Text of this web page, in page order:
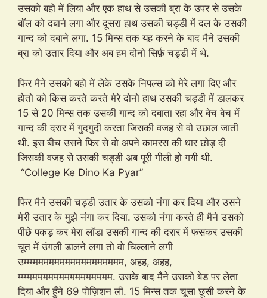
उसको बहो में लिया और एक हाथ से उसकी ब्रा के उपर से उसके
बॉल को दबाने लगा और दूसरा हाथ उसकी चड्डी में दल के उसकी
गान्द को दबाने लगा. 15 मिन्स तक यह करने के बाद मैने उसकी
ब्रा को उतार दिया और अब हम दोनो सिर्फ़ चड्डी में थे.
फिर मैने उसको बहो में लेके उसके निपल्स को मेरे लगा दिए और
होतो को किस करते करते मेरे दोनो हाथ उसकी चड्डी में डालकर
15 से 20 मिन्स तक उसकी गान्द को दबाता रहा और बेच बेच में
गान्द की दरार में गुदगुदी करता जिसकी वजह से वो उछाल जाती
थी. इस बीच उसने फिर से वो अपने कामरस की धार छोड़ दी
जिसकी वजह से उसकी चड्डी अब पूरी गीली हो गयी थी.
“College Ke Dino Ka Pyar”
फिर मैने उसकी चड्डी उतार के उसको नंगा कर दिया और उसने
मेरी उतार के मुझे नंगा कर दिया. उसको नंगा करते ही मैने उसको
पीछे पकड़ कर मेरा लॉडा उसकी गान्द की दरार में फसकर उसकी
चूत में उंगली डालने लगा तो वो चिल्लाने लगी
उम्म्म्ममममममममममममममममम, अहह, अहह,
म्‍म्म्मममममममममममममममम. उसके बाद मैने उसको बेड पर लेता
दिया और हुँने 69 पोज़िशन ली. 15 मिन्स तक चूसा छूसी करने के